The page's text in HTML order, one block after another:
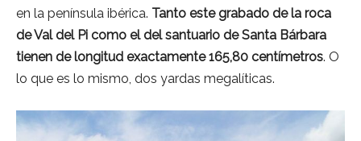
en la península ibérica. Tanto este grabado de la roca
de Val del Pi como el del santuario de Santa Bárbara
tienen de longitud exactamente 165,80 centímetros. O
lo que es lo mismo, dos yardas megalíticas.